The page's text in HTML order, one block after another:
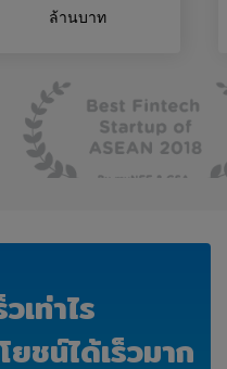
ล้านบาท
เท่าไร
ยชน์ได้เร็วมาก